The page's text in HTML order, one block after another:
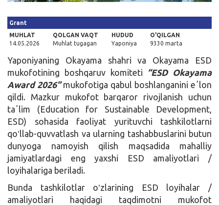
Grant
MUHLAT
14.05.2026
QOLGAN VAQT
Muhlat tugagan
HUDUD
Yaponiya
O'QILGAN
9330 marta
Yaponiyaning Okayama shahri va Okayama ESD
mukofotining boshqaruv komiteti
“ESD Okayama
Award 2026”mukofotiga qabul boshlanganini eʼlon
qildi. Mazkur mukofot barqaror rivojlanish uchun
taʼlim (Education for Sustainable Development,
ESD) sohasida faoliyat yurituvchi tashkilotlarni
qoʻllab-quvvatlash va ularning tashabbuslarini butun
dunyoga namoyish qilish maqsadida mahalliy
jamiyatlardagi eng yaxshi ESD amaliyotlari /
loyihalariga beriladi.
Bunda tashkilotlar oʻzlarining ESD loyihalar /
amaliyotlari haqidagi taqdimotni mukofot